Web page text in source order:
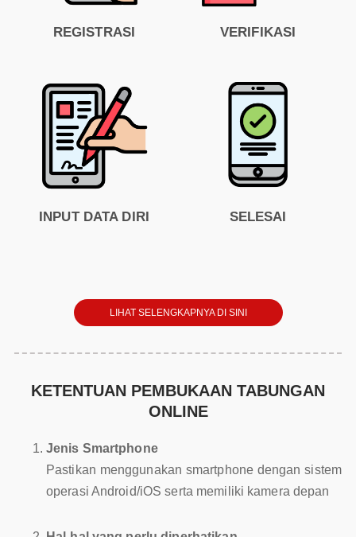
REGISTRASI VERIFIKASI
INPUT DATA DIRI SELESAI
LIHAT SELENGKAPNYA DI SINI
KETENTUAN PEMBUKAAN TABUNGAN
ONLINE
Jenis Smartphone
Pastikan menggunakan smartphone dengan sistem
operasi Android/iOS serta memiliki kamera depan